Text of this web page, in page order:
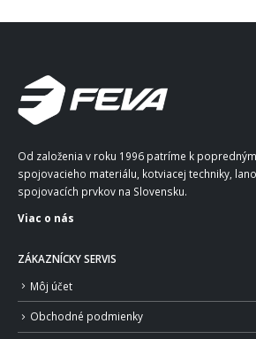
Od založenia v roku 1996 patríme k
spojovacieho materiálu, kotviacej techniky,
spojovacích prvkov na Slovensku.
Viac o nás
ZÁKAZNÍCKY SERVIS
Môj účet
Obchodné podmienky